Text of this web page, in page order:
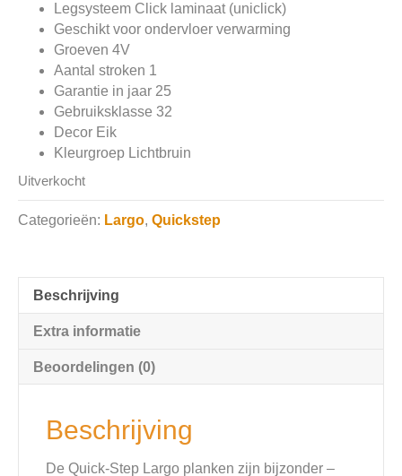
Legsysteem Click laminaat (uniclick)
Geschikt voor ondervloer verwarming
Groeven 4V
Aantal stroken 1
Garantie in jaar 25
Gebruiksklasse 32
Decor Eik
Kleurgroep Lichtbruin
Uitverkocht
Categorieën: Largo, Quickstep
Beschrijving
Extra informatie
Beoordelingen (0)
Beschrijving
De Quick-Step Largo planken zijn bijzonder –